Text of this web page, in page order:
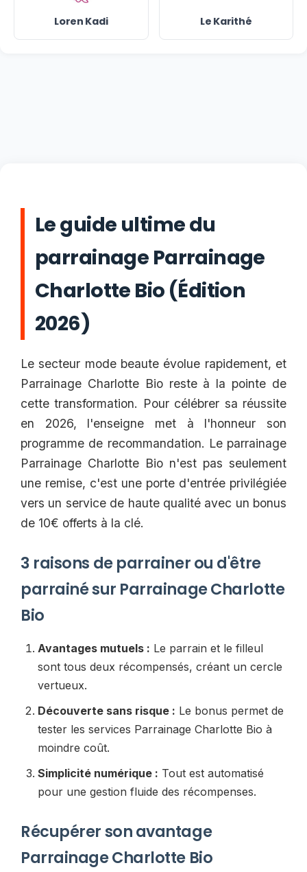
Loren Kadi Le Karithé
Le guide ultime du
parrainage Parrainage
Charlotte Bio (Édition
2026)
Le secteur mode beaute évolue rapidement, et
Parrainage Charlotte Bio reste à la pointe de
cette transformation. Pour célébrer sa réussite
en 2026, l'enseigne met à l'honneur son
programme de recommandation. Le parrainage
Parrainage Charlotte Bio n'est pas seulement
une remise, c'est une porte d'entrée privilégiée
vers un service de haute qualité avec un bonus
de 10€ offerts à la clé.
3 raisons de parrainer ou d'être
parrainé sur Parrainage Charlotte
Bio
Avantages mutuels : Le parrain et le filleul
sont tous deux récompensés, créant un cercle
vertueux.
Découverte sans risque : Le bonus permet de
tester les services Parrainage Charlotte Bio à
moindre coût.
Simplicité numérique : Tout est automatisé
pour une gestion fluide des récompenses.
Récupérer son avantage
Parrainage Charlotte Bio